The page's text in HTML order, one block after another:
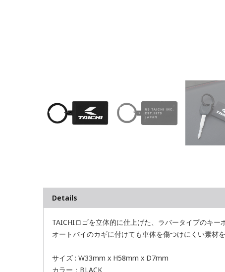
Details
TAICHIロゴを立体的に仕上げた、ラバータイプのキー
オートバイのカギに付けても車体を傷つけにくい素材を
サイズ : W33mm x H58mm x D7mm
カラー：BLACK